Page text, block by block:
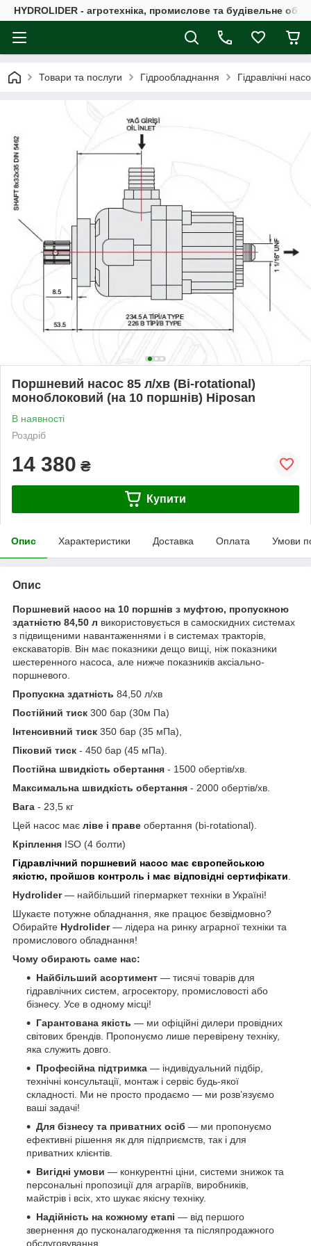
HYDROLIDER - агротехніка, промислове та будівельне
Товари та послуги Гідрообладнання Гідравлічні
Поршневий насос 85 л/хв (Bi-rotational)
моноблоковий (на 10 поршнів) Hiposan
В наявності
Роздріб
14 380 ₴
Купити
Опис Характеристики Доставка Оплата Умови
Опис
Поршневий насос на 10 поршнів з муфтою, пропускною
здатністю 84,50 л використовується в самоскидних системах
з підвищеними навантаженнями і в системах тракторів,
екскаваторів. Він має показники дещо вищі, ніж показники
шестеренного насоса, але нижче показників аксіально-
поршневого.
Пропускна здатність 84,50 л/хв
Постійний тиск 300 бар (30м Па)
Інтенсивний тиск 350 бар (35 мПа),
Піковий тиск - 450 бар (45 мПа).
Постійна швидкість обертання - 1500 обертів/хв.
Максимальна швидкість обертання - 2000 обертів/хв.
Вага - 23,5 кг
Цей насос має ліве і праве обертання (bi-rotational).
Кріплення ISO (4 болти)
Гідравлічний поршневий насос має європейською
якістю, пройшов контроль і має відповідні сертифікати
Hydrolider— найбільший гіпермаркет техніки в Україні!
Шукаєте потужне обладнання, яке працює безвідмовно?
Обирайте Hydrolider— лідера на ринку аграрної техніки та
промислового обладнання!
Чому обирають саме нас:
Найбільший асортимент — тисячі товарів для
гідравлічних систем, агросектору, промисловості або
бізнесу. Усе в одному місці!
Гарантована якість — ми офіційні дилери провідних
світових брендів. Пропонуємо лише перевірену техніку,
яка служить довго.
Професійна підтримка — індивідуальний підбір,
технічні консультації, монтаж і сервіс будь-якої
складності. Ми не просто продаємо — ми розв’язуємо
ваші задачі!
Для бізнесу та приватних осіб — ми пропонуємо
ефективні рішення як для підприємств, так і для
приватних клієнтів.
Вигідні умови — конкурентні ціни, системи знижок та
персональні пропозиції для аграріїв, виробників,
майстрів і всіх, хто шукає якісну техніку.
Надійність на кожному етапі — від першого
звернення до пусконалагодження та післяпродажного
обслуговування.